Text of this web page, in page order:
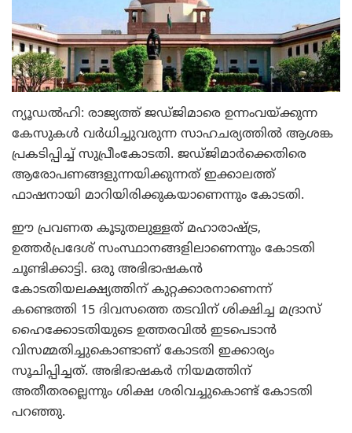
ന്യൂഡല്‍ഹി: രാജ്യത്ത് ജഡ്ജിമാരെ ഉന്നംവയ്ക്കുന്ന
കേസുകള്‍ വര്‍ധിച്ചുവരുന്ന സാഹചര്യത്തില്‍ ആശങ്ക
പ്രകടിപ്പിച്ച് സുപ്രീംകോടതി. ജഡ്ജിമാര്‍ക്കെതിരെ
ആരോപണങ്ങളുന്നയിക്കുന്നത് ഇക്കാലത്ത്
ഫാഷനായി മാറിയിരിക്കുകയാണെന്നും കോടതി.
ഈ പ്രവണത കൂടുതലുള്ളത് മഹാരാഷ്ട്ര,
ഉത്തര്‍പ്രദേശ് സംസ്ഥാനങ്ങളിലാണെന്നും കോടതി
ചൂണ്ടിക്കാട്ടി. ഒരു അഭിഭാഷകന്‍
കോടതിയലക്ഷ്യത്തിന് കുറ്റക്കാരനാണെന്ന്
കണ്ടെത്തി 15 ദിവസത്തെ തടവിന് ശിക്ഷിച്ച മദ്രാസ്
ഹൈക്കോടതിയുടെ ഉത്തരവില്‍ ഇടപെടാന്‍
വിസമ്മതിച്ചുകൊണ്ടാണ് കോടതി ഇക്കാര്യം
സൂചിപ്പിച്ചത്. അഭിഭാഷകര്‍ നിയമത്തിന്
അതീതരല്ലെന്നും ശിക്ഷ ശരിവച്ചുകൊണ്ട് കോടതി
പറഞ്ഞു.